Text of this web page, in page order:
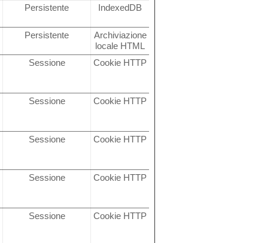
Persistente IndexedDB
Persistente
Archiviazione
locale HTML
Sessione Cookie HTTP
Sessione Cookie HTTP
Sessione Cookie HTTP
Sessione Cookie HTTP
Sessione Cookie HTTP